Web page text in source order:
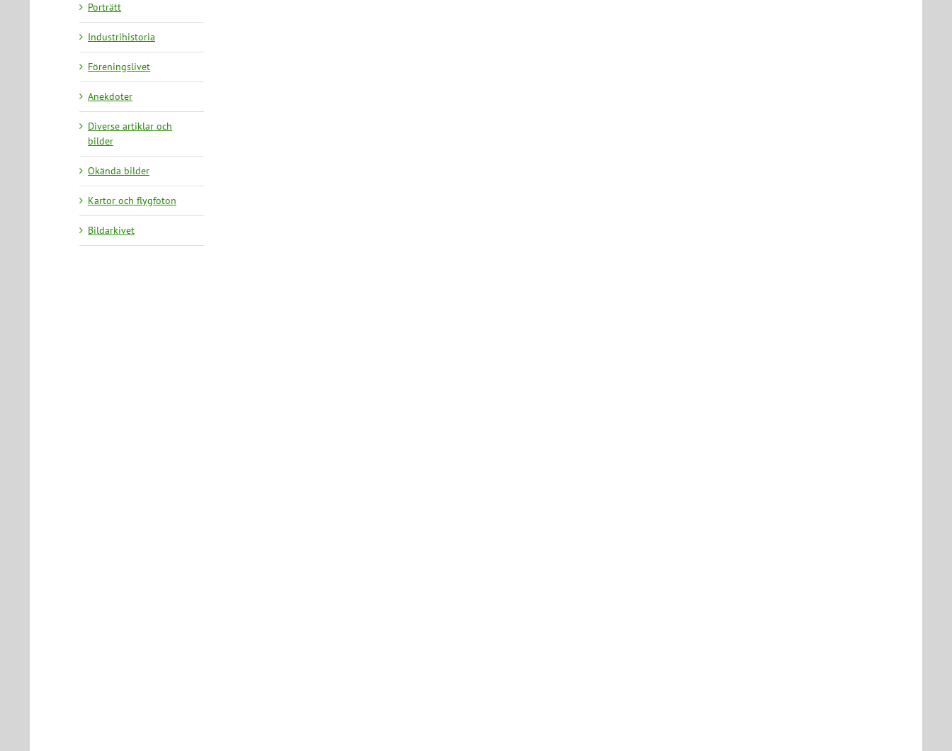
Porträtt
Industrihistoria
Föreningslivet
Anekdoter
Diverse artiklar och
bilder
Okända bilder
Kartor och flygfoton
Bildarkivet